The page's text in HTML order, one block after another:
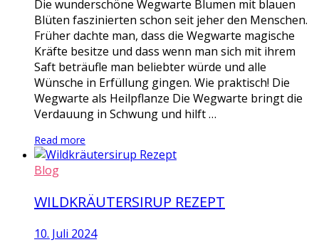
Die wunderschöne Wegwarte Blumen mit blauen
Blüten faszinierten schon seit jeher den Menschen.
Früher dachte man, dass die Wegwarte magische
Kräfte besitze und dass wenn man sich mit ihrem
Saft beträufle man beliebter würde und alle
Wünsche in Erfüllung gingen. Wie praktisch! Die
Wegwarte als Heilpflanze Die Wegwarte bringt die
Verdauung in Schwung und hilft …
Read more
Blog
WILDKRÄUTERSIRUP REZEPT
10. Juli 2024